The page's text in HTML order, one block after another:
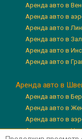
Аренда авто в
Аренда авто в
Аренда авто в
Аренда авто в
Аренда авто в
Аренда авто в
Аренда авто в
Аренда авто в
Аренда авто в
Аренда авто в
Аренда авто в